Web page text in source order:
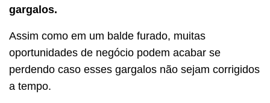
gargalos.
Assim como em um balde furado, muitas
oportunidades de negócio podem acabar se
perdendo caso esses gargalos não sejam corrigidos
a tempo.